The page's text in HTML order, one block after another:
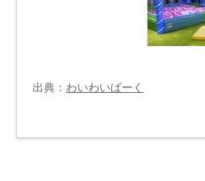
出典： わいわいぱーく